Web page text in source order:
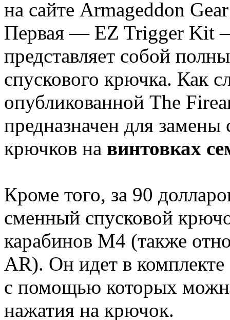
на сайте Armageddon
Первая — EZ Trigger Kit
представляет собой
спускового крючка. Как
опубликованной The
предназначен для
крючков на винтовках
Кроме того, за 90
сменный спусковой
карабинов M4 (также
AR). Он идет в
с помощью которых
нажатия на крючок.